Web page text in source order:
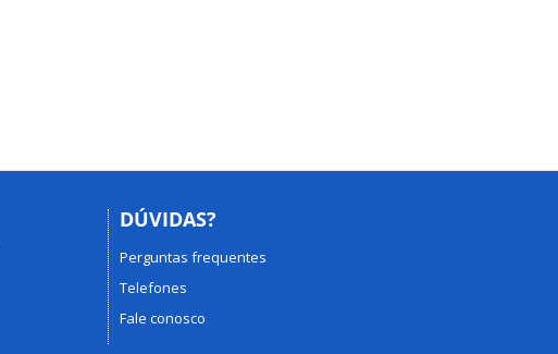
DÚVIDAS?
Perguntas frequentes
Telefones
Fale conosco